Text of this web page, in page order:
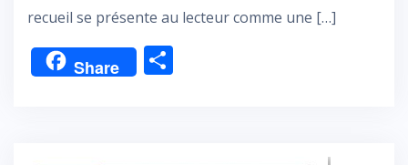
recueil se présente au lecteur comme une […]
Share